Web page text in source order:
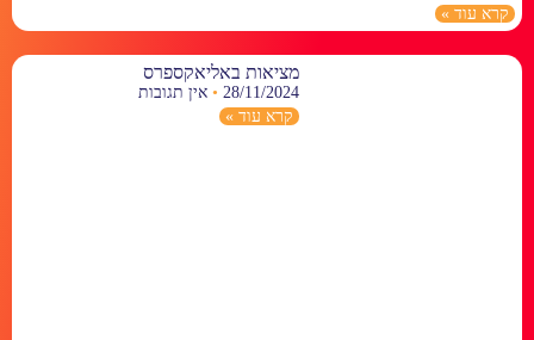
קרא עוד »
מציאות באליאקספרס
28/11/2024
אין תגובות
קרא עוד »